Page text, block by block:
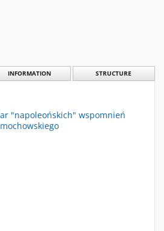
INFORMATION STRUCTURE
"napoleońskich" wspomnień